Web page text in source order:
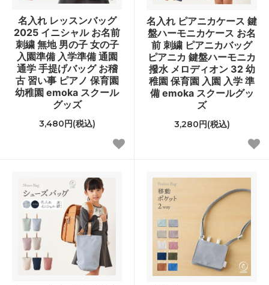
名入れ レッスンバッグ
2025 イニシャル お名前
刺繍 無地 男の子 女の子
入園準備 入学準備 通園
通学 手提げバッグ お稽
古 習い事 ピアノ 保育園
幼稚園 emoka スクール
グッズ
3,480円(税込)
名入れ ピアニカケース 鍵
盤ハーモニカケース お名
前 刺繍 ピアニカバッグ
ピアニカ 鍵盤ハーモニカ
撥水 メロディオン 32 幼
稚園 保育園 入園 入学 準
備 emoka スクールグッ
ズ
3,280円(税込)